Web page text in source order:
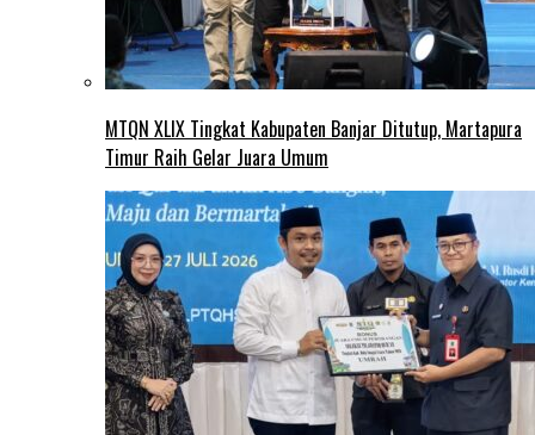
MTQN XLIX Tingkat Kabupaten Banjar Ditutup, Martapura
Timur Raih Gelar Juara Umum